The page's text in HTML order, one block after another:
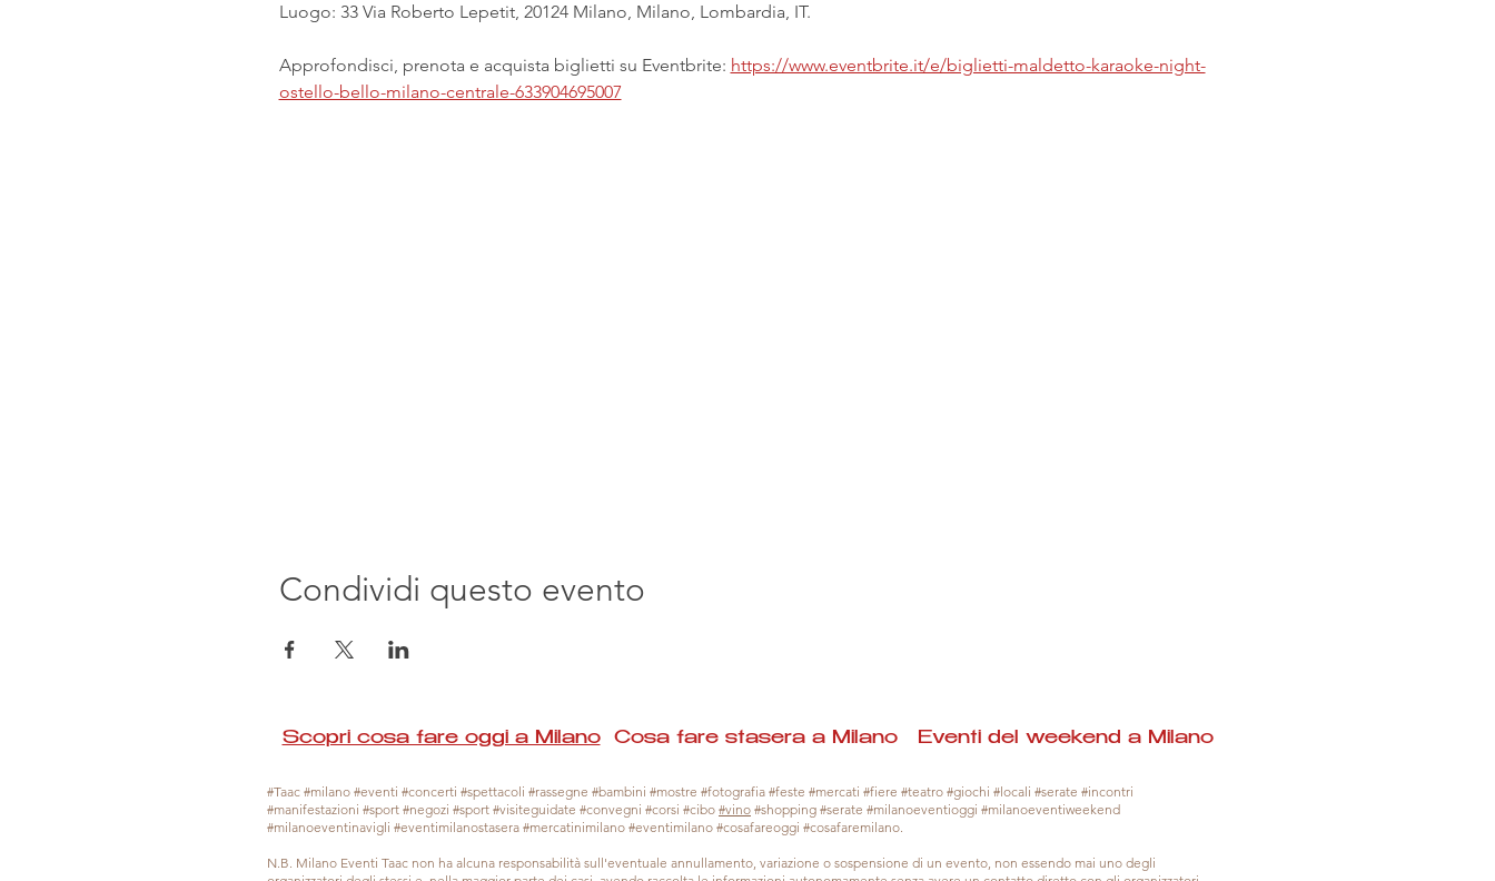
Luogo: 33 Via Roberto Lepetit, 20124 Milano, Milano, Lombardia, IT.
Approfondisci, prenota e acquista biglietti su Eventbrite: https://www.eventbrite.it/e/biglietti-maldetto-karaoke-night-
ostello-bello-milano-centrale-633904695007
Condividi questo evento
Scopri cosa fare oggi a MilanoCosa fare stasera a Milano Eventi del weekend a Milano
#Taac #milano #eventi #concerti #spettacoli #rassegne #bambini #mostre #fotografia #feste #mercati #fiere #teatro #giochi #locali #serate #incontri
#manifestazioni #sport #negozi #sport #visiteguidate #convegni #corsi #cibo #vino #shopping #serate #milanoeventioggi #milanoeventiweekend
#milanoeventinavigli #eventimilanostasera #mercatinimilano #eventimilano #cosafareoggi #cosafaremilano.
N.B. Milano Eventi Taac non ha alcuna responsabilità sull'eventuale annullamento, variazione o sospensione di un evento, non essendo mai uno degli